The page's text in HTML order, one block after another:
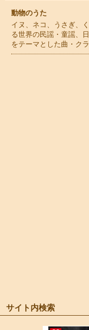
動物のうた
イヌ、ネコ、うさぎ、
る世界の民謡・童謡、
をテーマとした曲・ク
サイト内検索